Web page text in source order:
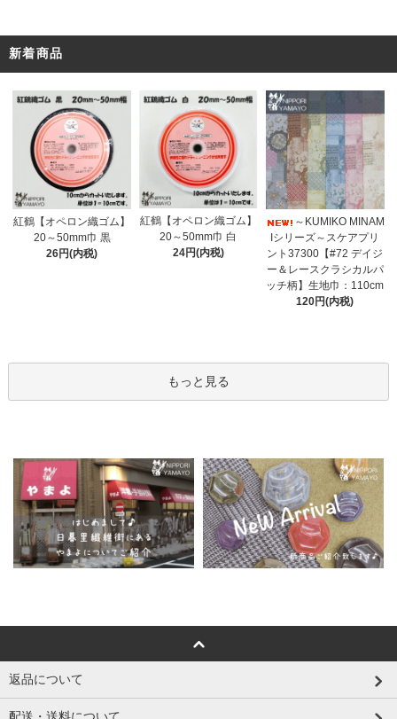
新着商品
紅鶴【オペロン織ゴム】
20～50mm巾 黒
26円(内税)
紅鶴【オペロン織ゴム】
20～50mm巾 白
24円(内税)
～KUMIKO MINAM
Iシリーズ～スケアプリ
ント37300【#72 デイジ
ー＆レースクラシカルパ
ッチ柄】生地巾：110cm
120円(内税)
もっと見る
返品について